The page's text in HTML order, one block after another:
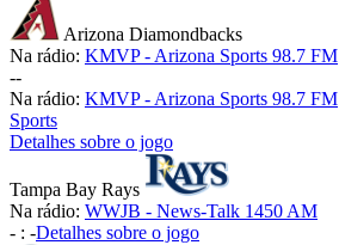
Arizona Diamondbacks
Na rádio: KMVP - Arizona Sports 98.7 FM
--
Na rádio: KMVP - Arizona Sports 98.7 FM
Sports
Detalhes sobre o jogo
Tampa Bay Rays
Na rádio: WWJB - News-Talk 1450 AM
- : -Detalhes sobre o jogo